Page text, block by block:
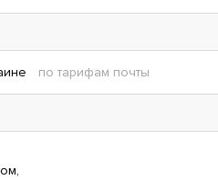
по тарифам почты